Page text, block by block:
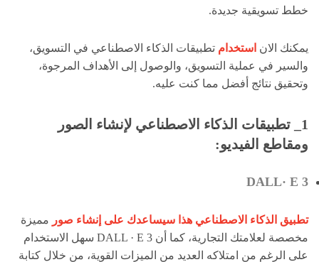
خطط تسويقية جديدة.
يمكنك الان استخدام تطبيقات الذكاء الاصطناعي في التسويق،
والسير في عملية التسويق، والوصول إلى الأهداف المرجوة،
وتحقيق نتائج أفضل مما كنت عليه.
1_ تطبيقات الذكاء الاصطناعي لإنشاء الصور
ومقاطع الفيديو:
DALL· E 3
تطبيق الذكاء الاصطناعي هذا سيساعدك على إنشاء صور مميزة
مخصصة لعلامتك التجارية، كما أن DALL · E 3 سهل الاستخدام
على الرغم من امتلاكه العديد من الميزات القوية، من خلال كتابة